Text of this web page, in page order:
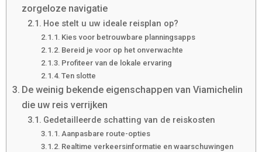
zorgeloze navigatie
Hoe stelt u uw ideale reisplan op?
Kies voor betrouwbare planningsapps
Bereid je voor op het onverwachte
Profiteer van de lokale ervaring
Ten slotte
De weinig bekende eigenschappen van Viamichelin
die uw reis verrijken
Gedetailleerde schatting van de reiskosten
Aanpasbare route-opties
Realtime verkeersinformatie en waarschuwingen